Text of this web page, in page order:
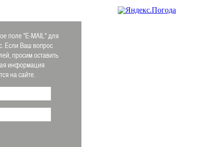
поле "E-MAIL" для
Если Ваш вопрос
просим оставить
информация
на сайте.